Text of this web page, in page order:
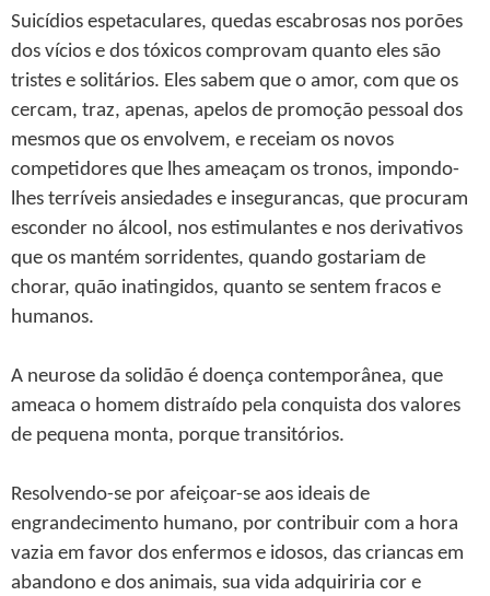
Suicídios espetaculares, quedas escabrosas nos porões
dos vícios e dos tóxicos comprovam quanto eles são
tristes e solitários. Eles sabem que o amor, com que os
cercam, traz, apenas, apelos de promoção pessoal dos
mesmos que os envolvem, e receiam os novos
competidores que lhes ameaçam os tronos, impondo-
lhes terríveis ansiedades e insegurancas, que procuram
esconder no álcool, nos estimulantes e nos derivativos
que os mantém sorridentes, quando gostariam de
chorar, quão inatingidos, quanto se sentem fracos e
humanos.
A neurose da solidão é doença contemporânea, que
ameaca o homem distraído pela conquista dos valores
de pequena monta, porque transitórios.
Resolvendo-se por afeiçoar-se aos ideais de
engrandecimento humano, por contribuir com a hora
vazia em favor dos enfermos e idosos, das criancas em
abandono e dos animais, sua vida adquiriria cor e